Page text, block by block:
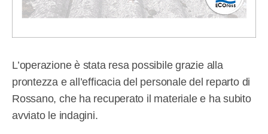
L’operazione è stata resa possibile grazie alla
prontezza e all’efficacia del personale del reparto di
Rossano, che ha recuperato il materiale e ha subito
avviato le indagini.